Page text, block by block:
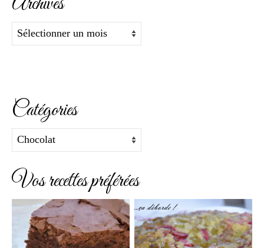
Archives
Catégories
Catégories
Vos recettes préférées